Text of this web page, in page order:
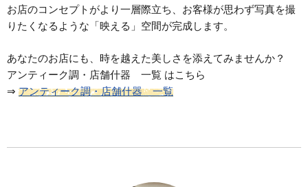
お店のコンセプトがより一層際立ち、お客様が思わず写真を撮
りたくなるような「映える」空間が完成します。
あなたのお店にも、時を越えた美しさを添えてみませんか？
アンティーク調・店舗什器 一覧 はこちら
⇒ アンティーク調・店舗什器 一覧